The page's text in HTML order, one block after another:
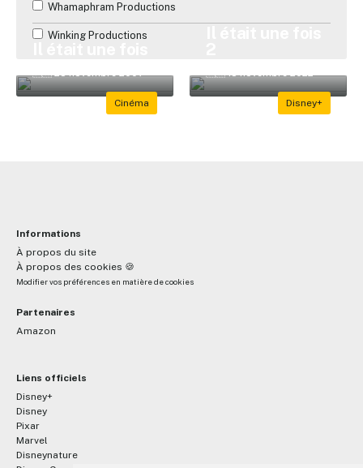
Whamaphram Productions
Winking Productions
🇫🇷 28 novembre 2007 🇫🇷 18 novembre 2022
Informations
À propos du site
À propos des cookies 🍪
Modifier vos préférences en matière de cookies
Partenaires
Amazon
Liens officiels
Disney+
Disney
Pixar
Marvel
Disneynature